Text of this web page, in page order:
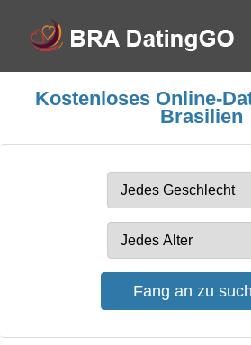
Kostenloses Online-
Brasilien